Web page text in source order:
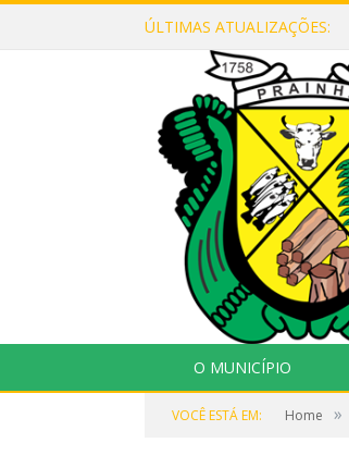
ÚLTIMAS ATUALIZAÇÕES:
O MUNICÍPIO
VOCÊ ESTÁ EM: Home »